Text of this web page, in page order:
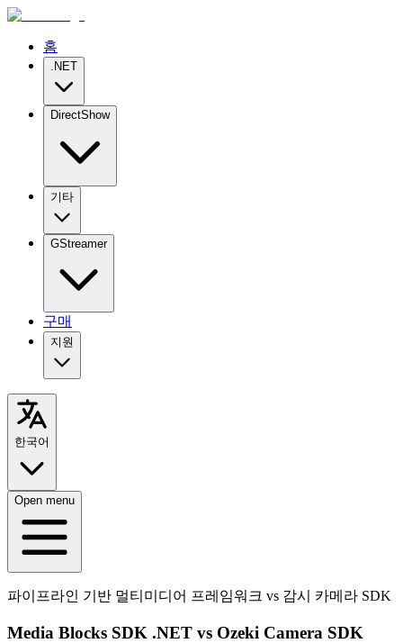
홈
.NET
DirectShow
기타
GStreamer
구매
지원
한국어
Open menu
파이프라인 기반 멀티미디어 프레임워크 vs 감시 카메라 SDK
Media Blocks SDK .NET vs Ozeki Camera SDK